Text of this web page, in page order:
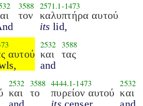
3588
τον
2571.1-1473
καλυπτήρα αυτού
its lid,
αυτού
2532
και
and
3588
τας
2532
και
3588
το
4444.1-1473
πυρείον αυτού
2532
και